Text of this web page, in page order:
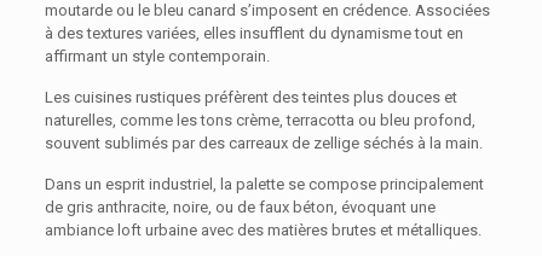
moutarde ou le bleu canard s’imposent en crédence. Associées
à des textures variées, elles insufflent du dynamisme tout en
affirmant un style contemporain.
Les cuisines rustiques préfèrent des teintes plus douces et
naturelles, comme les tons crème, terracotta ou bleu profond,
souvent sublimés par des carreaux de zellige séchés à la main.
Dans un esprit industriel, la palette se compose principalement
de gris anthracite, noire, ou de faux béton, évoquant une
ambiance loft urbaine avec des matières brutes et métalliques.